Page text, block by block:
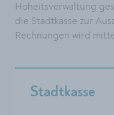
Hoheitsverwaltung
die Stadtkasse zur
Rechnungen wird
Stadtkasse